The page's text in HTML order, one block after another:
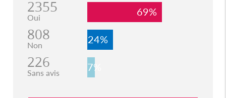
2355
Oui 69%
808
Non 24%
226
Sans avis 7%